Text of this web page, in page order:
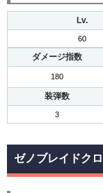
Lv.
60
ダメージ指数
180
装弾数
3
ゼノブレイドク